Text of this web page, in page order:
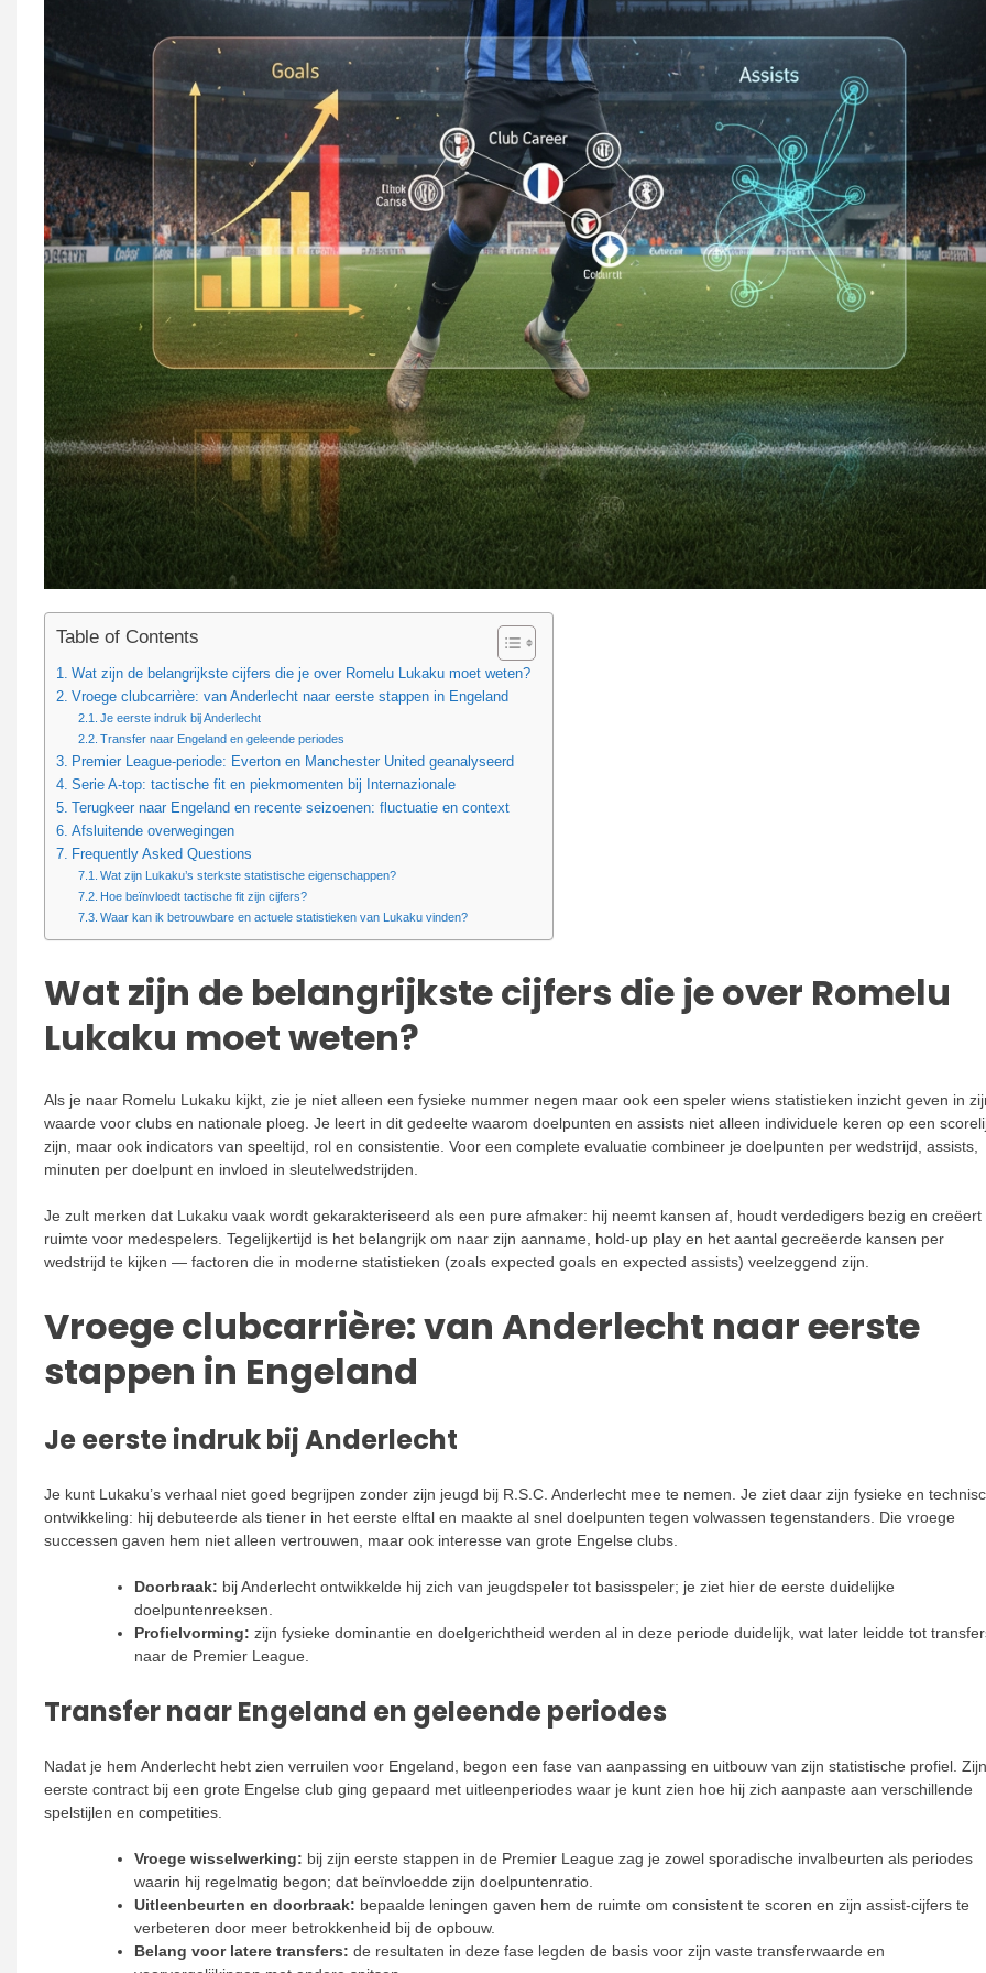
Table of Contents
Wat zijn de belangrijkste cijfers die je over Romelu Lukaku moet weten?
Vroege clubcarrière: van Anderlecht naar eerste stappen in Engeland
Je eerste indruk bij Anderlecht
Transfer naar Engeland en geleende periodes
Premier League-periode: Everton en Manchester United geanalyseerd
Serie A-top: tactische fit en piekmomenten bij Internazionale
Terugkeer naar Engeland en recente seizoenen: fluctuatie en context
Afsluitende overwegingen
Frequently Asked Questions
Wat zijn Lukaku’s sterkste statistische eigenschappen?
Hoe beïnvloedt tactische fit zijn cijfers?
Waar kan ik betrouwbare en actuele statistieken van Lukaku vinden?
Wat zijn de belangrijkste cijfers die je over Romelu
Lukaku moet weten?
Als je naar Romelu Lukaku kijkt, zie je niet alleen een fysieke nummer negen maar ook een speler wiens statistieken inzicht geven in
waarde voor clubs en nationale ploeg. Je leert in dit gedeelte waarom doelpunten en assists niet alleen individuele keren op een
zijn, maar ook indicators van speeltijd, rol en consistentie. Voor een complete evaluatie combineer je doelpunten per wedstrijd, assists,
minuten per doelpunt en invloed in sleutelwedstrijden.
Je zult merken dat Lukaku vaak wordt gekarakteriseerd als een pure afmaker: hij neemt kansen af, houdt verdedigers bezig en creëert
ruimte voor medespelers. Tegelijkertijd is het belangrijk om naar zijn aanname, hold-up play en het aantal gecreëerde kansen per
wedstrijd te kijken — factoren die in moderne statistieken (zoals expected goals en expected assists) veelzeggend zijn.
Vroege clubcarrière: van Anderlecht naar eerste
stappen in Engeland
Je eerste indruk bij Anderlecht
Je kunt Lukaku’s verhaal niet goed begrijpen zonder zijn jeugd bij R.S.C. Anderlecht mee te nemen. Je ziet daar zijn fysieke en
ontwikkeling: hij debuteerde als tiener in het eerste elftal en maakte al snel doelpunten tegen volwassen tegenstanders. Die vroege
successen gaven hem niet alleen vertrouwen, maar ook interesse van grote Engelse clubs.
Doorbraak: bij Anderlecht ontwikkelde hij zich van jeugdspeler tot basisspeler; je ziet hier de eerste duidelijke
doelpuntenreeksen.
Profielvorming: zijn fysieke dominantie en doelgerichtheid werden al in deze periode duidelijk, wat later leidde tot
naar de Premier League.
Transfer naar Engeland en geleende periodes
Nadat je hem Anderlecht hebt zien verruilen voor Engeland, begon een fase van aanpassing en uitbouw van zijn statistische profiel. Zijn
eerste contract bij een grote Engelse club ging gepaard met uitleenperiodes waar je kunt zien hoe hij zich aanpaste aan verschillende
spelstijlen en competities.
Vroege wisselwerking: bij zijn eerste stappen in de Premier League zag je zowel sporadische invalbeurten als periodes
waarin hij regelmatig begon; dat beïnvloedde zijn doelpuntenratio.
Uitleenbeurten en doorbraak: bepaalde leningen gaven hem de ruimte om consistent te scoren en zijn assist-cijfers te
verbeteren door meer betrokkenheid bij de opbouw.
Belang voor latere transfers: de resultaten in deze fase legden de basis voor zijn vaste transferwaarde en